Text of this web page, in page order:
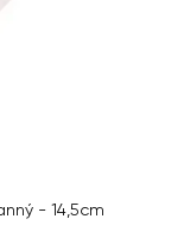
- 14,5cm